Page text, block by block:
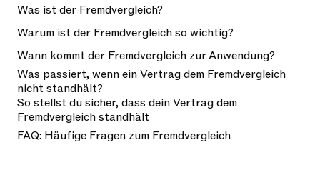
Was ist der Fremdvergleich?
Warum ist der Fremdvergleich so wichtig?
Wann kommt der Fremdvergleich zur Anwendung?
Was passiert, wenn ein Vertrag dem Fremdvergleich
nicht standhält?
So stellst du sicher, dass dein Vertrag dem
Fremdvergleich standhält
FAQ: Häufige Fragen zum Fremdvergleich